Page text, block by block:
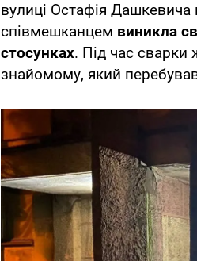
вулиці Остафія
співмешканцем виникла
стосунках. Під час сварки
знайомому, який